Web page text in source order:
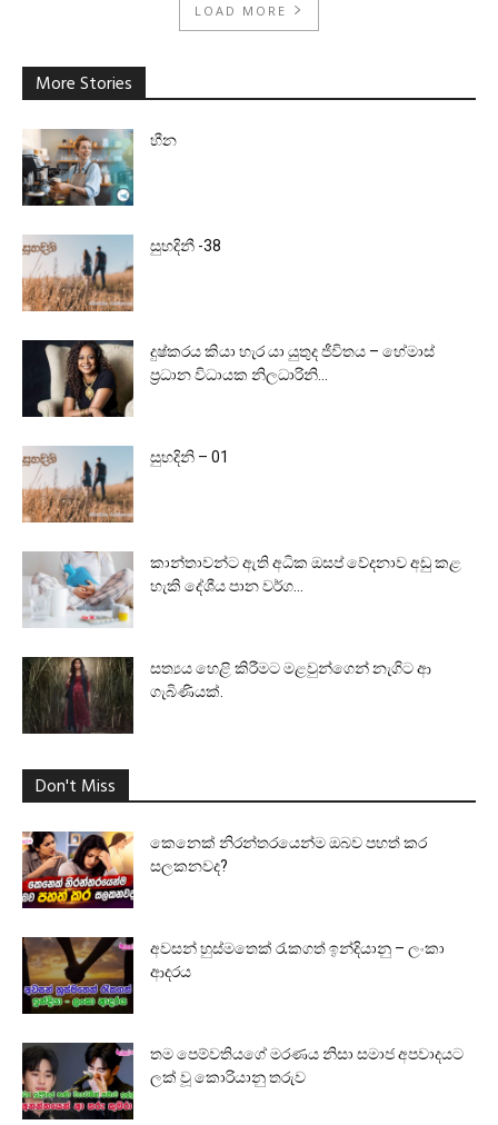
LOAD MORE
More Stories
හීන
සුහදිනී -38
දුෂ්කරය කියා හැර යා යුතුද ජීවිතය – හේමාස්
ප්‍රධාන විධායක නිලධාරිනි...
සුහදිනි – 01
කාන්තාවන්ට ඇති අධික ඔසප් වේදනාව අඩු කළ
හැකි දේශීය පාන වර්ග...
සත්‍යය හෙළි කිරීමට මළවුන්ගෙන් නැගිට ආ
ගැබිණියක්.
Don't Miss
කෙනෙක් නිරන්තරයෙන්ම ඔබව පහත් කර
සලකනවද?
අවසන් හුස්මතෙක් රැකගත් ඉන්දියානු – ලංකා
ආදරය
තම පෙම්වතියගේ මරණය නිසා සමාජ අපවාදයට
ලක් වූ කොරියානු තරුව